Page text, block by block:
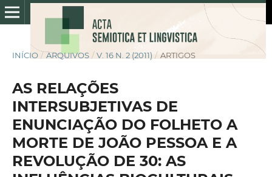
INÍCIO / ARQUIVOS / V. 16 N. 2 (2011) / ARTIGOS
AS RELAÇÕES
INTERSUBJETIVAS DE
ENUNCIAÇÃO DO FOLHETO A
MORTE DE JOÃO PESSOA E A
REVOLUÇÃO DE 30: AS